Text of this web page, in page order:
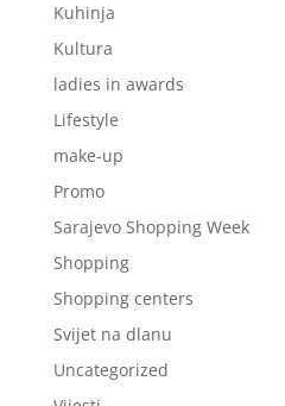
Kuhinja
Kultura
ladies in awards
Lifestyle
make-up
Promo
Sarajevo Shopping Week
Shopping
Shopping centers
Svijet na dlanu
Uncategorized